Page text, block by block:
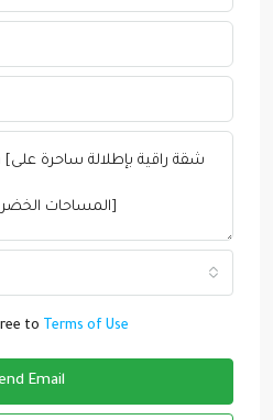
to Terms of Use
Email